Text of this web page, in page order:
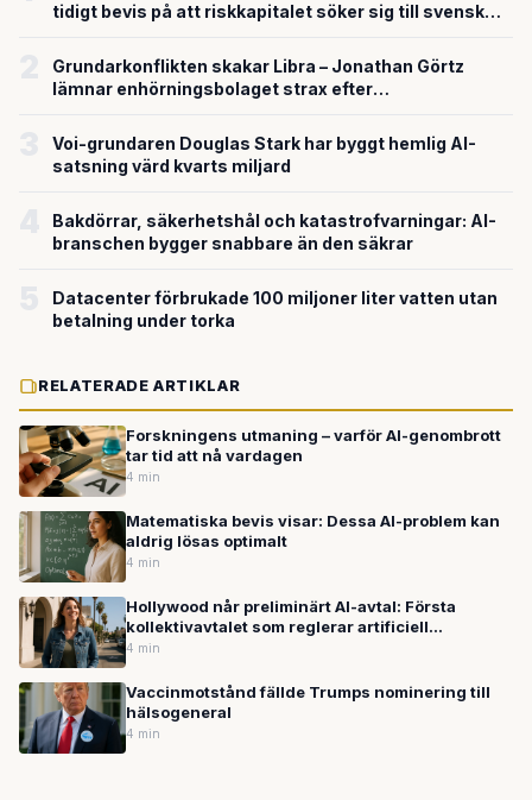
tidigt bevis på att riskkapitalet söker sig till svensk
Grundarkonflikten skakar Libra – Jonathan Görtz
lämnar enhörningsbolaget strax efter
Voi-grundaren Douglas Stark har byggt hemlig AI-
satsning värd kvarts miljard
Bakdörrar, säkerhetshål och katastrofvarningar: AI-
branschen bygger snabbare än den säkrar
Datacenter förbrukade 100 miljoner liter vatten utan
betalning under torka
RELATERADE ARTIKLAR
Forskningens utmaning – varför AI-genombrott
tar tid att nå vardagen
4 min
Matematiska bevis visar: Dessa AI-problem kan
aldrig lösas optimalt
4 min
Hollywood når preliminärt AI-avtal: Första
kollektivavtalet som reglerar artificiell
intelligens
4 min
Vaccinmotstånd fällde Trumps nominering till
hälsogeneral
4 min